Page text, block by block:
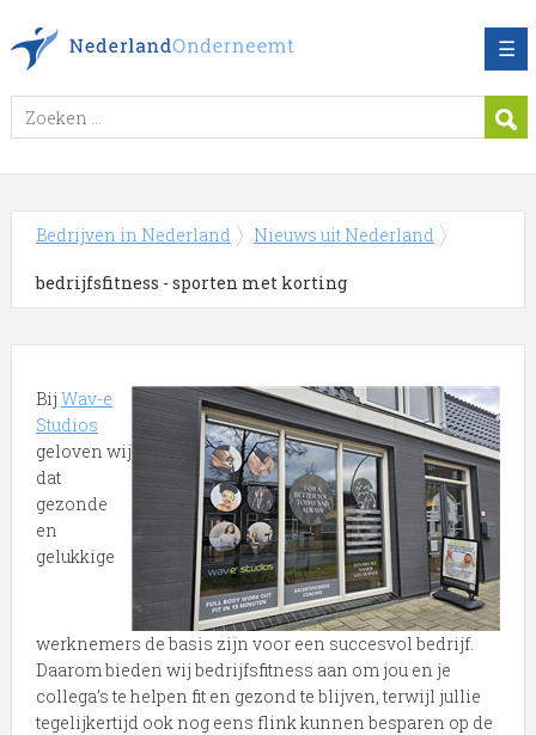
☰
Bedrijven in Nederland Nieuws uit Nederland
bedrijfsfitness - sporten met korting
Bij Wav-e
Studios
geloven wij
dat
gezonde
en
gelukkige
werknemers de basis zijn voor een succesvol bedrijf.
Daarom bieden wij bedrijfsfitness aan om jou en je
collega’s te helpen fit en gezond te blijven, terwijl jullie
tegelijkertijd ook nog eens flink kunnen besparen op de